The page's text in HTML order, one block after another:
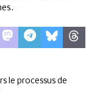
le processus de